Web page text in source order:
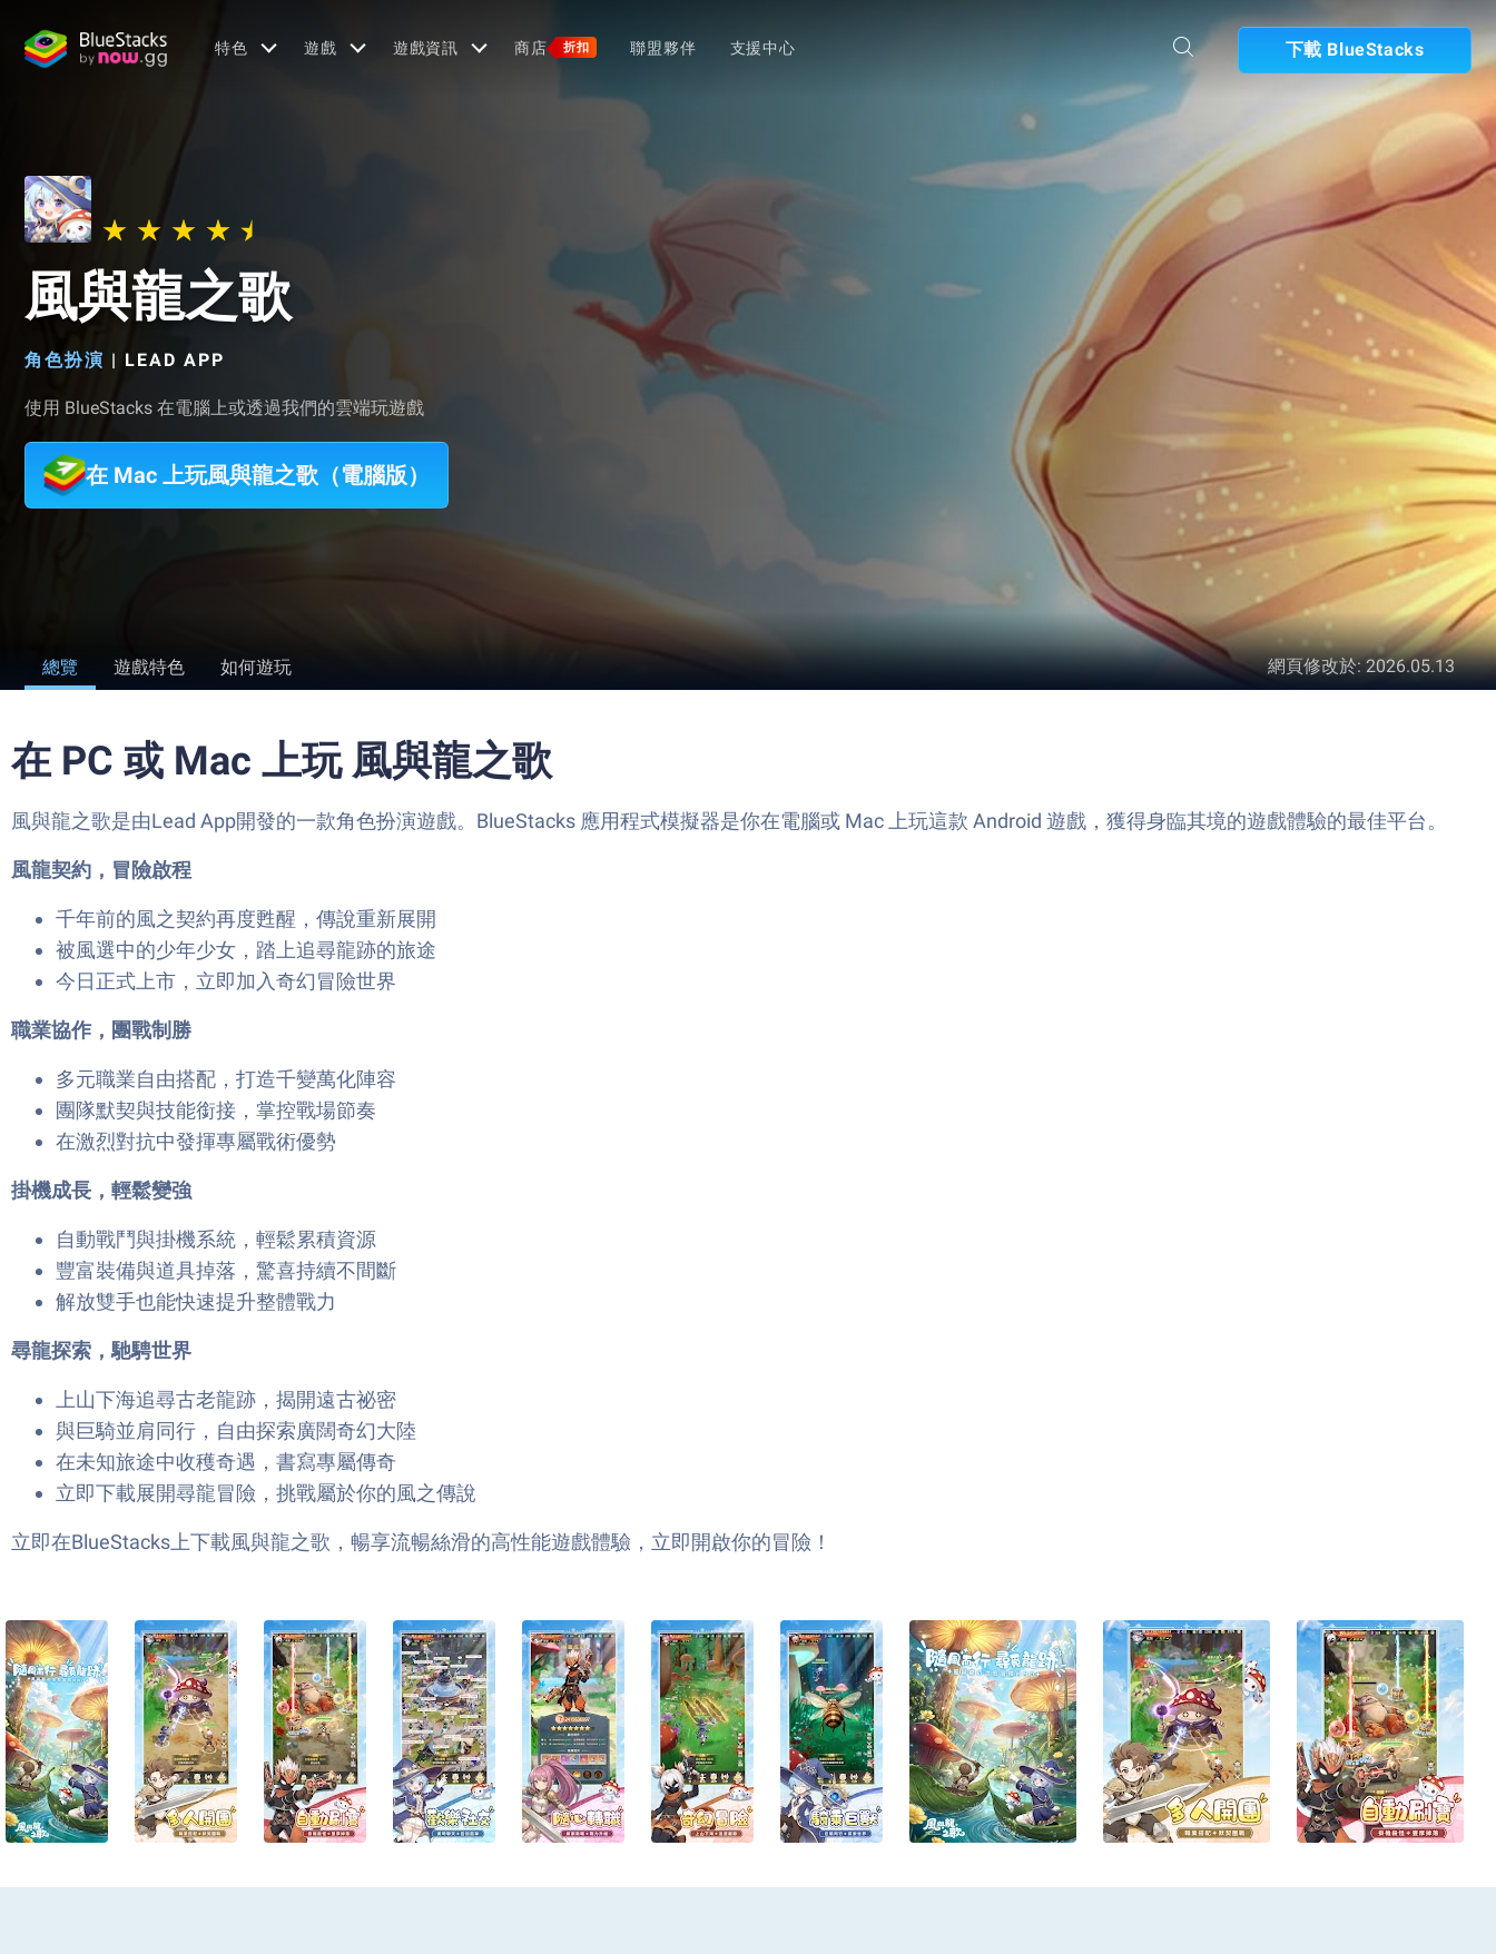
特色 遊戲 遊戲資訊 商店 折扣 聯盟夥伴 支援中心 下載 BlueStacks
風與龍之歌
角色扮演 | LEAD APP
使用 BlueStacks 在電腦上或透過我們的雲端玩遊戲
在 Mac 上玩風與龍之歌（電腦版）
總覽 遊戲特色 如何遊玩 網頁修改於:2026.05.13
在 PC 或 Mac 上玩 風與龍之歌
風與龍之歌是由Lead App開發的一款角色扮演遊戲。BlueStacks 應用程式模擬器是你在電腦或 Mac 上玩這款 Android 遊戲，獲得身臨其境的遊戲體驗的最佳平台。
風龍契約，冒險啟程
千年前的風之契約再度甦醒，傳說重新展開
被風選中的少年少女，踏上追尋龍跡的旅途
今日正式上市，立即加入奇幻冒險世界
職業協作，團戰制勝
多元職業自由搭配，打造千變萬化陣容
團隊默契與技能銜接，掌控戰場節奏
在激烈對抗中發揮專屬戰術優勢
掛機成長，輕鬆變強
自動戰鬥與掛機系統，輕鬆累積資源
豐富裝備與道具掉落，驚喜持續不間斷
解放雙手也能快速提升整體戰力
尋龍探索，馳騁世界
上山下海追尋古老龍跡，揭開遠古祕密
與巨騎並肩同行，自由探索廣闊奇幻大陸
在未知旅途中收穫奇遇，書寫專屬傳奇
立即下載展開尋龍冒險，挑戰屬於你的風之傳說
立即在BlueStacks上下載風與龍之歌，暢享流暢絲滑的高性能遊戲體驗，立即開啟你的冒險！